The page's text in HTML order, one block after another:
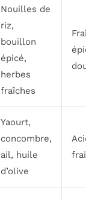
Nouilles de
riz,
bouillon
épicé,
herbes
fraîches
Yaourt,
concombre,
ail, huile
d’olive